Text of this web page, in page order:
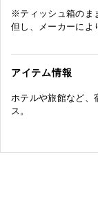
※ティッシュ箱のま
但し、メーカーによ
アイテム情報
ホテルや旅館など、
ス。